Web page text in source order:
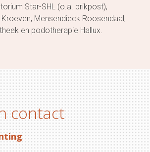
Star-SHL (o.a. prikpost),
Mensendieck Roosendaal,
en podotherapie Hallux.
contact